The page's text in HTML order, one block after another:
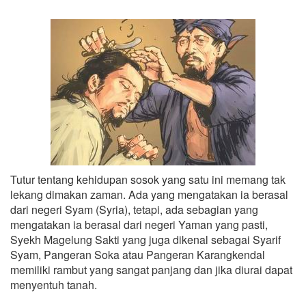
Tutur tentang kehidupan sosok yang satu ini memang tak
lekang dimakan zaman. Ada yang mengatakan ia berasal
dari negeri Syam (Syria), tetapi, ada sebagian yang
mengatakan ia berasal dari negeri Yaman yang pasti,
Syekh Magelung Sakti yang juga dikenal sebagai Syarif
Syam, Pangeran Soka atau Pangeran Karangkendal
memiliki rambut yang sangat panjang dan jika diurai dapat
menyentuh tanah.